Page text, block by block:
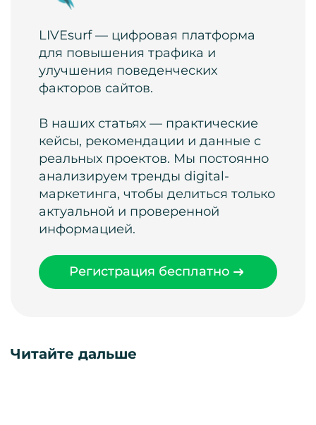
LIVEsurf — цифровая платформа
для повышения трафика и
улучшения поведенческих
факторов сайтов.
В наших статьях — практические
кейсы, рекомендации и данные с
реальных проектов. Мы постоянно
анализируем тренды digital-
маркетинга, чтобы делиться только
актуальной и проверенной
информацией.
Регистрация бесплатно
Читайте дальше